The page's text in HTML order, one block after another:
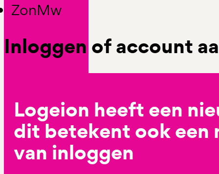
ZonMw
Inloggen of account
Logeion heeft een
dit betekent ook een
van inloggen